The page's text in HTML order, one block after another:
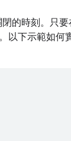
的時刻。只
以下示範如何